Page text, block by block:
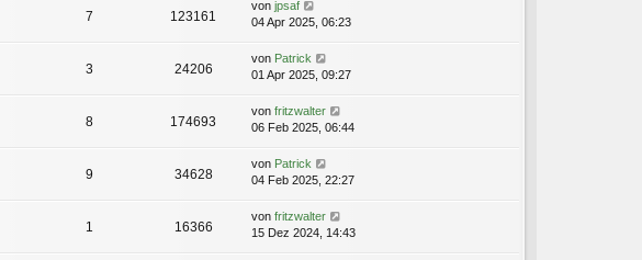
7 123161
von jpsaf
04 Apr 2025, 06:23
3 24206
von Patrick
01 Apr 2025, 09:27
8 174693
von fritzwalter
06 Feb 2025, 06:44
9 34628
von Patrick
04 Feb 2025, 22:27
1 16366
von fritzwalter
15 Dez 2024, 14:43